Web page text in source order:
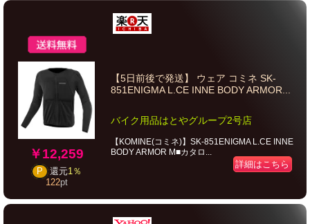
￥12,259
P 還元1％
122pt
【5日前後で発送】 ウェア コミネ SK-
851ENIGMA L.CE INNE BODY ARMOR...
バイク用品はとやグループ2号店
【KOMINE(コミネ)】SK-851ENIGMA L.CE INNE
BODY ARMOR M■カタロ...
詳細はこちら